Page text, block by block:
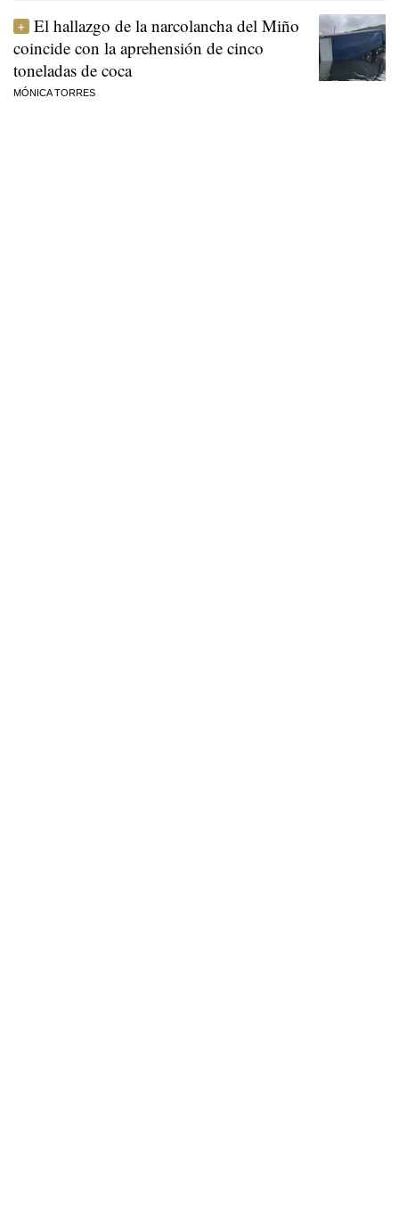
El hallazgo de la narcolancha del Miño
coincide con la aprehensión de cinco
toneladas de coca
MÓNICA TORRES